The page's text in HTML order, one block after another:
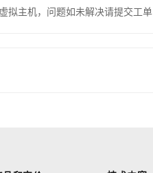
拟主机，问题如未解决请提交工单